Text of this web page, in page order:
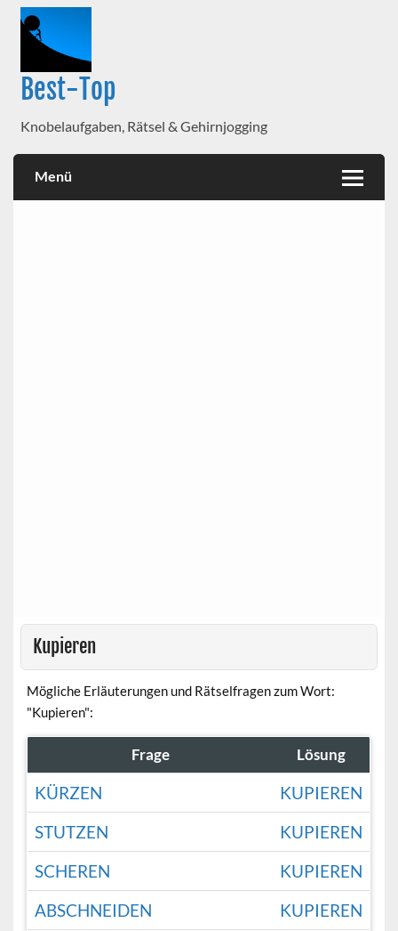
Best-Top
Knobelaufgaben, Rätsel & Gehirnjogging
Menü
Kupieren
Mögliche Erläuterungen und Rätselfragen zum Wort:
"Kupieren":
Frage Lösung
KÜRZEN
KUPIEREN
STUTZEN
KUPIEREN
SCHEREN
KUPIEREN
ABSCHNEIDEN
KUPIEREN